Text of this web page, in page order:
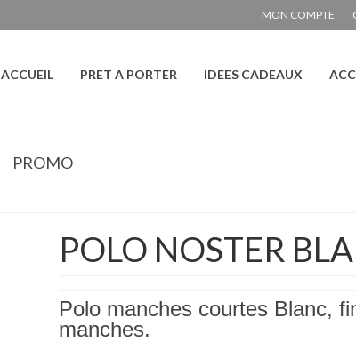
MON COMPTE
ACCUEIL PRET A PORTER IDEES CADEAUX
PROMO
POLO NOSTER
Polo manches courtes Blanc,
manches.